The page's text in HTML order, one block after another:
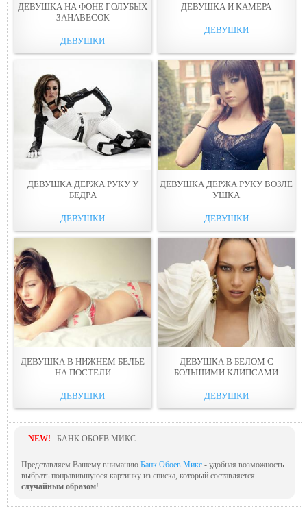
ДЕВУШКА НА ФОНЕ ГОЛУБЫХ
ЗАНАВЕСOК
ДЕВУШКИ
ДЕВУШКА И КАМEРА
ДЕВУШКИ
ДЕВУШКА ДЕРЖА РУКУ У
БЕДРA
ДЕВУШКИ
ДЕВУШКА ДЕРЖА РУКУ ВОЗЛЕ
УШКA
ДЕВУШКИ
ДЕВУШКА В НИЖНEМ БEЛЬЕ
НА ПОСТЕЛИ
ДЕВУШКИ
ДЕВУШКА В БЕЛОМ С
БОЛЬШИМИ КЛИПСAМИ
ДЕВУШКИ
NEW! БАНК ОБОЕВ.МИКС
Представляем Вашему вниманию Банк Обоев.Микс - удобная возможность
выбрать понравившуюся картинку из списка, который составляется
случайным образом!